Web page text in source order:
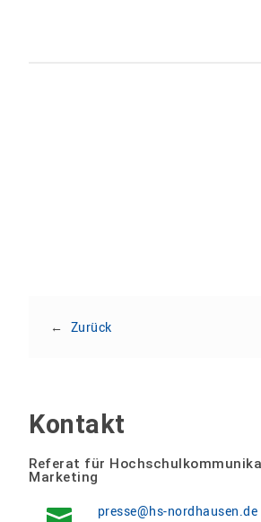
← Zurück
Kontakt
Referat für
Marketing
presse@hs-nordhausen.de